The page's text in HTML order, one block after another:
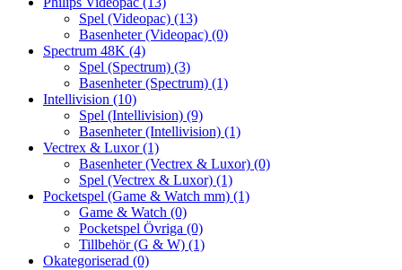
Spel (Videopac) (13)
Basenheter (Videopac) (0)
Spectrum 48K (4)
Spel (Spectrum) (3)
Basenheter (Spectrum) (1)
Intellivision (10)
Spel (Intellivision) (9)
Basenheter (Intellivision) (1)
Vectrex & Luxor(1)
Basenheter (Vectrex & Luxor) (0)
Spel (Vectrex & Luxor) (1)
Pocketspel (Game & Watch mm) (1)
Game & Watch (0)
Pocketspel Övriga (0)
Tillbehör (G & W) (1)
Okategoriserad (0)